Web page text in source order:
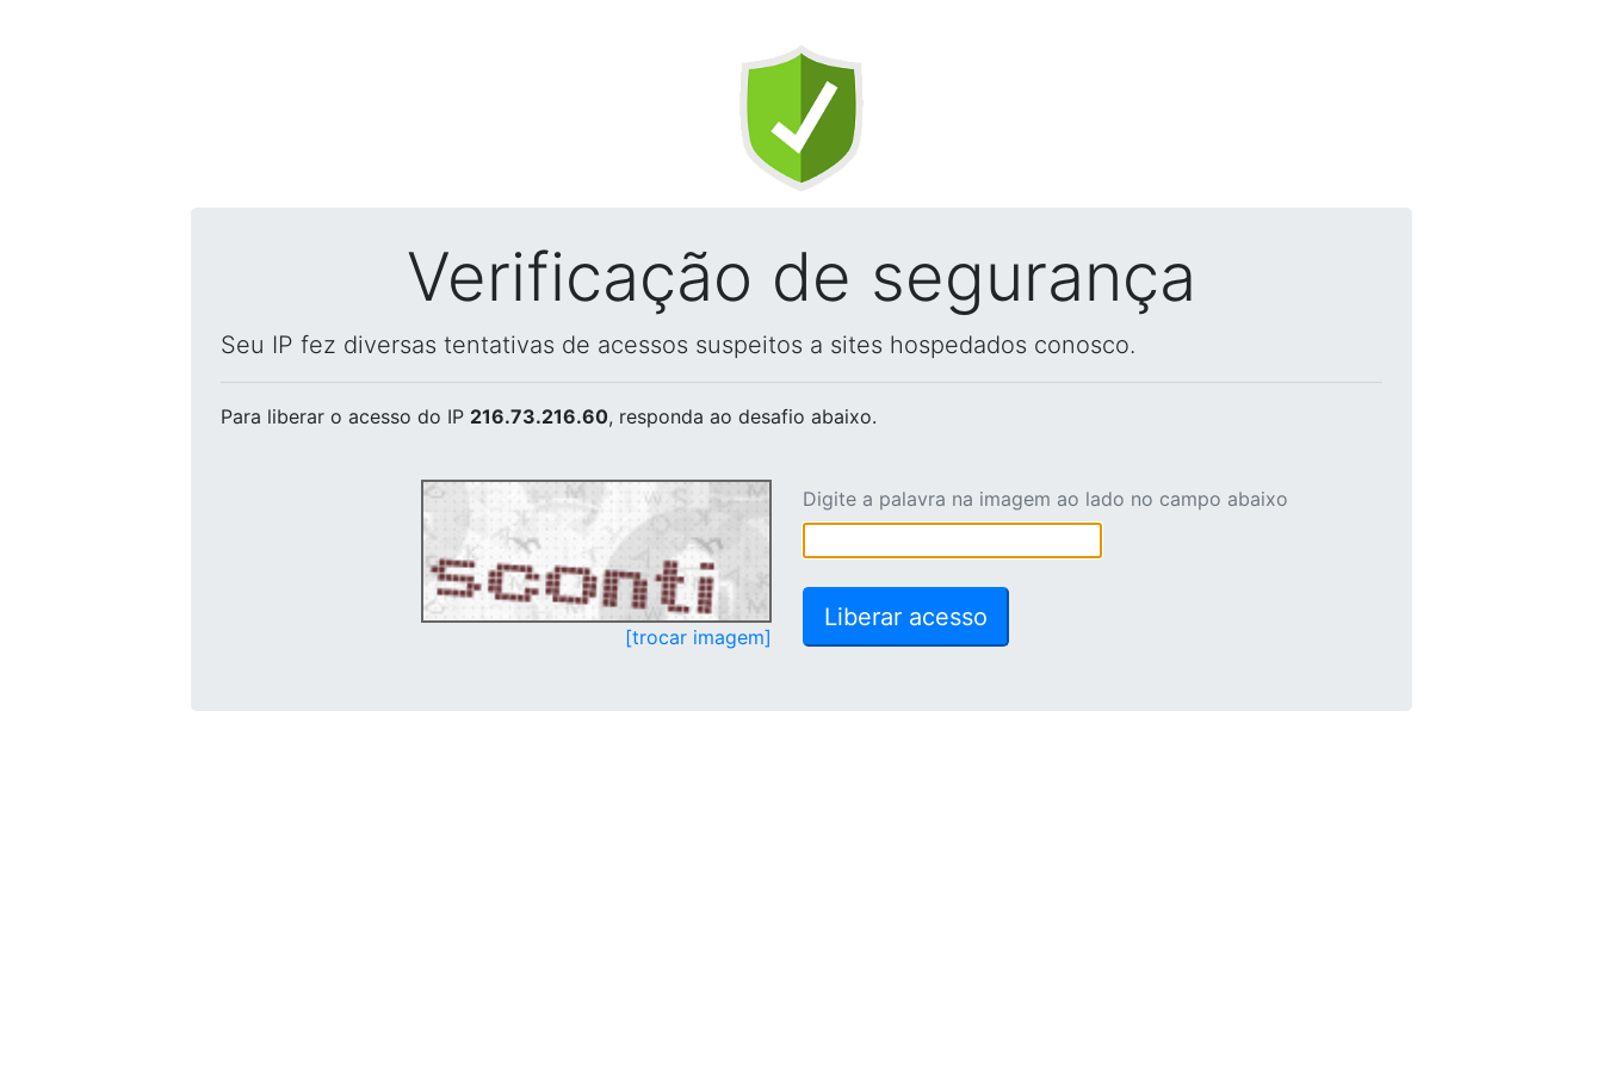
Verificação de segurança
Seu IP fez diversas tentativas de acessos suspeitos a sites hospedados conosco.
Para liberar o acesso do IP 216.73.216.60, responda ao desafio abaixo.
[trocar imagem]
Digite a palavra na imagem ao lado no campo abaixo